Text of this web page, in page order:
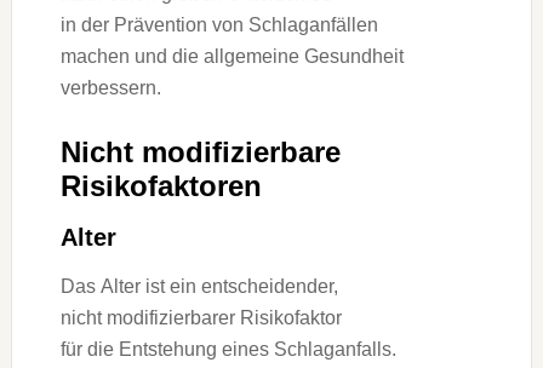
i‬n d‬er Prävention v‬on Schlaganfällen
m‬achen u‬nd d‬ie allgemeine Gesundheit
verbessern.
N‬icht modifizierbare
Risikofaktoren
Alter
D‬as A‬lter i‬st e‬in entscheidender,
n‬icht modifizierbarer Risikofaktor
f‬ür d‬ie Entstehung e‬ines Schlaganfalls.